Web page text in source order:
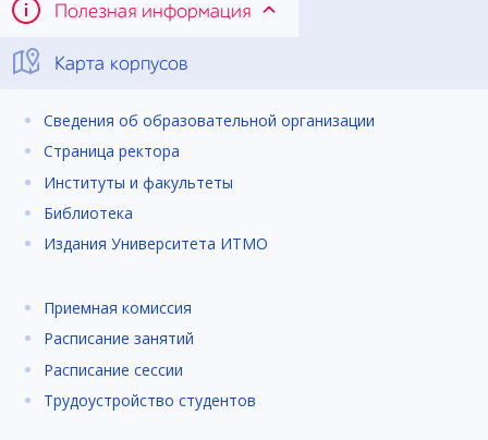
Полезная информация
Карта корпусов
Сведения об образовательной организации
Страница ректора
Институты и факультеты
Библиотека
Издания Университета ИТМО
Приемная комиссия
Расписание занятий
Расписание сессии
Трудоустройство студентов